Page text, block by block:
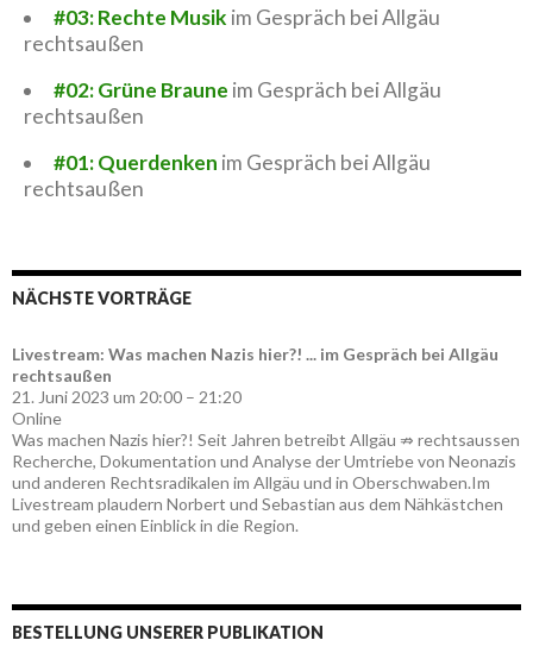
#03: Rechte Musik im Gespräch bei Allgäu
rechtsaußen
#02: Grüne Braune im Gespräch bei Allgäu
rechtsaußen
#01: Querdenken im Gespräch bei Allgäu
rechtsaußen
NÄCHSTE VORTRÄGE
Livestream: Was machen Nazis hier?! ... im Gespräch bei Allgäu
rechtsaußen
21. Juni 2023 um 20:00 – 21:20
Online
Was machen Nazis hier?! Seit Jahren betreibt Allgäu ⇏ rechtsaussen
Recherche, Dokumentation und Analyse der Umtriebe von Neonazis
und anderen Rechtsradikalen im Allgäu und in Oberschwaben.Im
Livestream plaudern Norbert und Sebastian aus dem Nähkästchen
und geben einen Einblick in die Region.
BESTELLUNG UNSERER PUBLIKATION